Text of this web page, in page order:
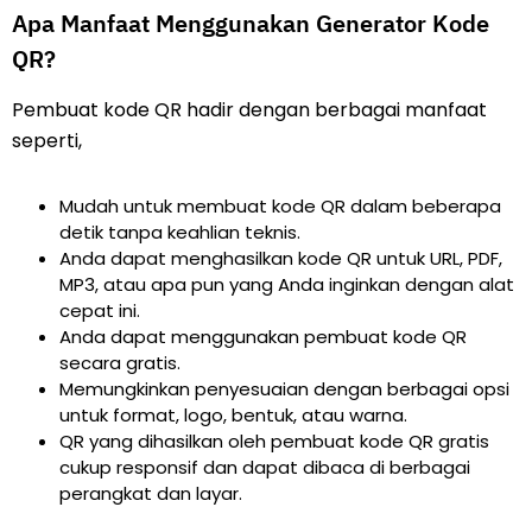
Apa Manfaat Menggunakan Generator Kode
QR?
Pembuat kode QR hadir dengan berbagai manfaat
seperti,
Mudah untuk membuat kode QR dalam beberapa
detik tanpa keahlian teknis.
Anda dapat menghasilkan kode QR untuk URL, PDF,
MP3, atau apa pun yang Anda inginkan dengan alat
cepat ini.
Anda dapat menggunakan pembuat kode QR
secara gratis.
Memungkinkan penyesuaian dengan berbagai opsi
untuk format, logo, bentuk, atau warna.
QR yang dihasilkan oleh pembuat kode QR gratis
cukup responsif dan dapat dibaca di berbagai
perangkat dan layar.